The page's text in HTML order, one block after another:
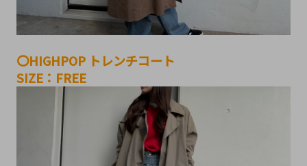
〇HIGHPOP トレンチコート
SIZE：FREE